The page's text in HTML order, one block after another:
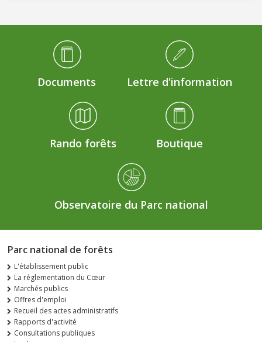
Médiathèque Footer
Documents Lettre d'information
Rando forêts Boutique
Observatoire du Parc national
Parc national de forêts
L'établissement public
La réglementation du Cœur
Marchés publics
Offres d'emploi
Recueil des actes administratifs
Rapports d'activité
Consultations publiques